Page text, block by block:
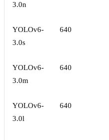
3.0n
YOLOv6-
3.0s
640
YOLOv6-
3.0m
640
YOLOv6-
3.0l
640